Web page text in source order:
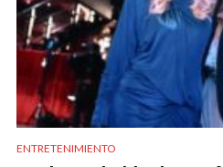
ENTRETENIMIENTO